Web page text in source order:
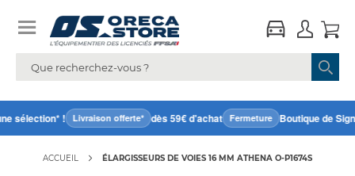
sélection* ! Livraison offerte* dès 59€ d'achat Fermeture Boutique de
ACCUEIL ÉLARGISSEURS DE VOIES 16 MM ATHENA O-P1674S